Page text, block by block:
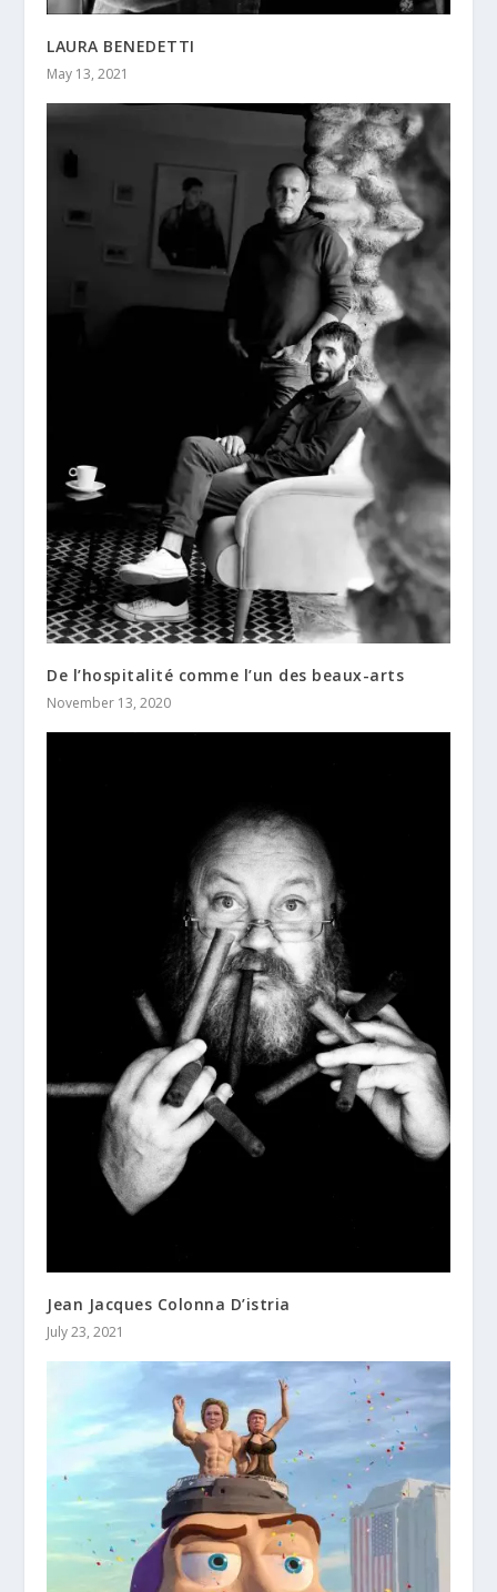
LAURA BENEDETTI
May 13, 2021
De l’hospitalité comme l’un des beaux-arts
November 13, 2020
Jean Jacques Colonna D’istria
July 23, 2021